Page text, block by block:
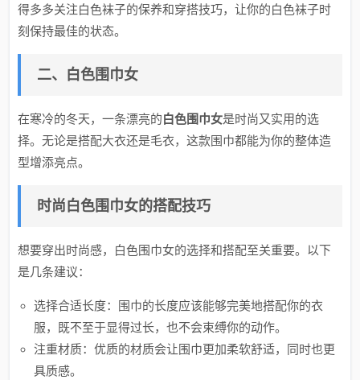
得多多关注白色袜子的保养和穿搭技巧，让你的白色袜子时
刻保持最佳的状态。
二、白色围巾女
在寒冷的冬天，一条漂亮的白色围巾女是时尚又实用的选
择。无论是搭配大衣还是毛衣，这款围巾都能为你的整体造
型增添亮点。
时尚白色围巾女的搭配技巧
想要穿出时尚感，白色围巾女的选择和搭配至关重要。以下
是几条建议：
选择合适长度：围巾的长度应该能够完美地搭配你的衣
服，既不至于显得过长，也不会束缚你的动作。
注重材质：优质的材质会让围巾更加柔软舒适，同时也更
具质感。